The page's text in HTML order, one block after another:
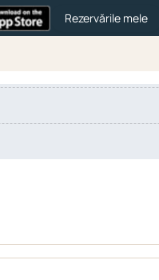
Rezervările mele